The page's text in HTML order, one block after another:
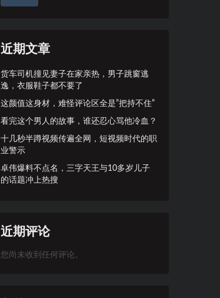
近期文章
货车司机撞见妻子在家亲热，男子跳窗逃
逸，衣服鞋子都不要了
这颜值这身材，难怪评论区全是”把持不住”
看完这个男人的故事，谁还忍心骂他冷血？
十几秒半蹲视频传遍全网，短视频时代的职
业警示
卓伟爆料不点名，三字天王与10多岁儿子
的话题冲上热搜
近期评论
您尚未收到任何评论。